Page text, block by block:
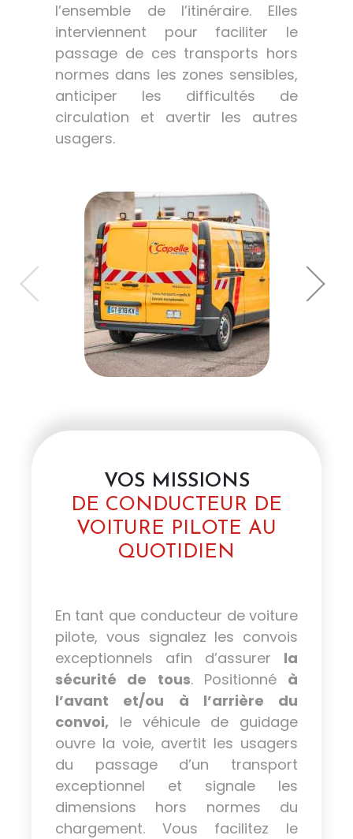
l’ensemble de l’itinéraire. Elles
interviennent pour faciliter le
passage de ces transports hors
normes dans les zones sensibles,
anticiper les difficultés de
circulation et avertir les autres
usagers.
VOS MISSIONS
DE CONDUCTEUR DE
VOITURE PILOTE AU
QUOTIDIEN
En tant que conducteur de voiture
pilote, vous signalez les convois
exceptionnels afin d’assurer la
sécurité de tous. Positionné à
l’avant et/ou à l’arrière du
convoi,le véhicule de guidage
ouvre la voie, avertit les usagers
du passage d’un transport
exceptionnel et signale les
dimensions hors normes du
chargement. Vous facilitez le